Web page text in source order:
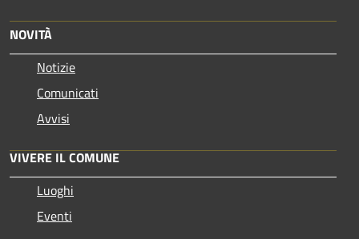
NOVITÀ
Notizie
Comunicati
Avvisi
VIVERE IL COMUNE
Luoghi
Eventi